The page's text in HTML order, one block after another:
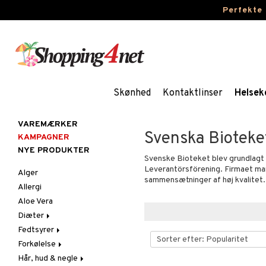
Perfekte
Skønhed Kontaktlinser
Svenska
Svenske Bioteket blev grundlagt
Leverantörsförening. Firmaet
sammensætninger af høj kvalitet.
VAREMÆRKER
KAMPAGNER
NYE PRODUKTER
Alger
Allergi
Aloe Vera
Diæter
Glutenintolerant
LCHF
Raw Food
Fedtsyrer
Marina fedtsyrer
Veg fedtsyrer
Forkølelse
C-vitamin
Hår, hud & negle